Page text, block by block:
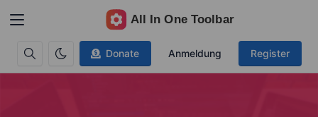
Donate Anmeldung Register